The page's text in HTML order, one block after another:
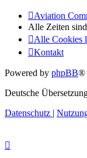
Aviation
Alle Zeiten sind
Alle Cookies
Kontakt
Powered by phpBB®
Deutsche
Datenschutz |